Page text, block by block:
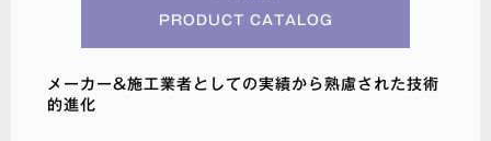
PRODUCT CATALOG
メーカー&施工業者としての実績から熟慮された技術
的進化